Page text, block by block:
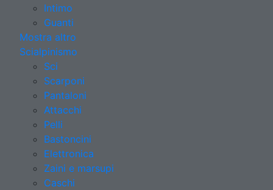
Intimo
Guanti
Mostra altro
Scialpinismo
Sci
Scarponi
Pantaloni
Attacchi
Pelli
Bastoncini
Elettronica
Zaini e marsupi
Caschi